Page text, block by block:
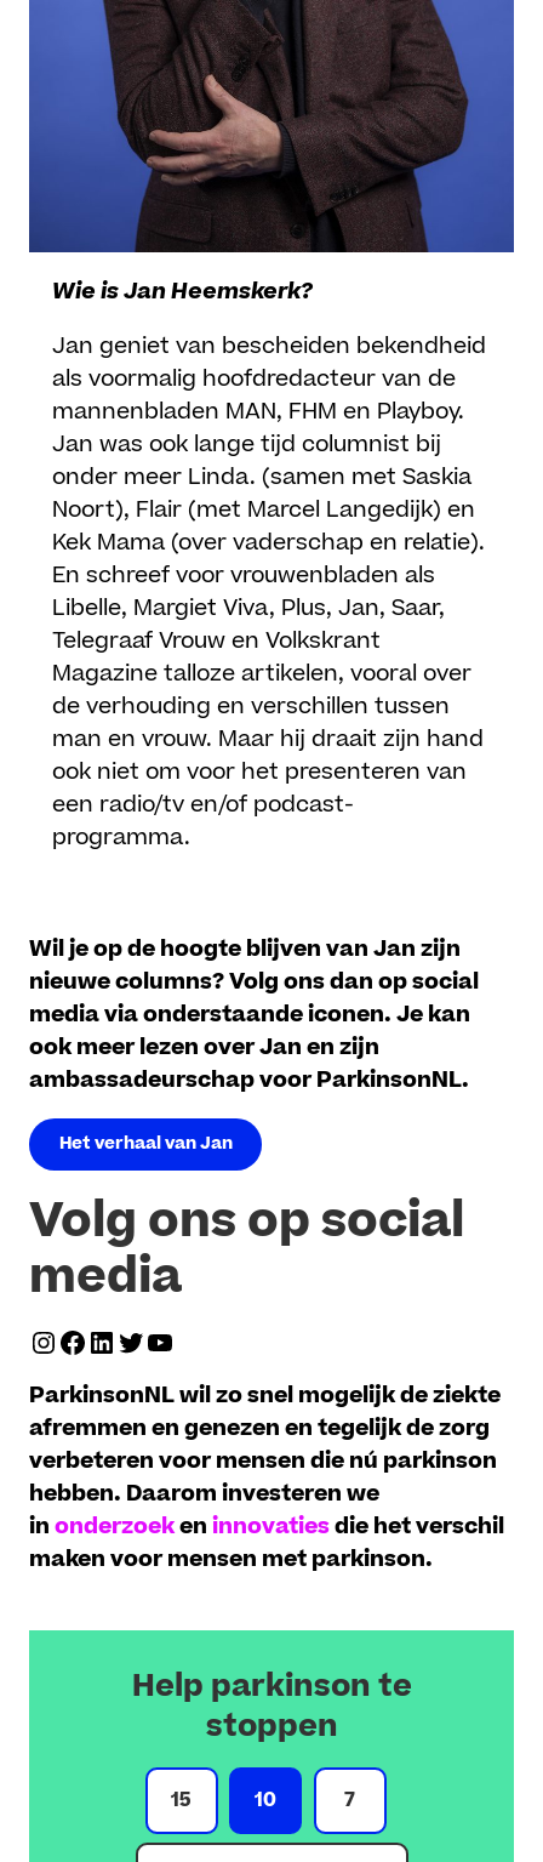
Wie is Jan Heemskerk?
Jan geniet van bescheiden bekendheid
als voormalig hoofdredacteur van de
mannenbladen MAN, FHM en Playboy.
Jan was ook lange tijd columnist bij
onder meer Linda. (samen met Saskia
Noort), Flair (met Marcel Langedijk) en
Kek Mama (over vaderschap en relatie).
En schreef voor vrouwenbladen als
Libelle, Margiet Viva, Plus, Jan, Saar,
Telegraaf Vrouw en Volkskrant
Magazine talloze artikelen, vooral over
de verhouding en verschillen tussen
man en vrouw. Maar hij draait zijn hand
ook niet om voor het presenteren van
een radio/tv en/of podcast-
programma.
Wil je op de hoogte blijven van Jan zijn
nieuwe columns? Volg ons dan op social
media via onderstaande iconen. Je kan
ook meer lezen over Jan en zijn
ambassadeurschap voor ParkinsonNL.
Het verhaal van Jan
Volg ons op social
media
Instagram
Facebook
LinkedIn
Twitter
YouTube
ParkinsonNL wil zo snel mogelijk de ziekte
afremmen en genezen en tegelijk de zorg
verbeteren voor mensen die nú parkinson
hebben. Daarom investeren we
inonderzoekeninnovatiesdie het verschil
maken voor mensen met parkinson.
Help parkinson te
stoppen
15 10 7